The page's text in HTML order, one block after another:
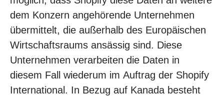
dem Konzern angehörende Unternehmen
übermittelt, die außerhalb des Europäischen
Wirtschaftsraums ansässig sind. Diese
Unternehmen verarbeiten die Daten in
diesem Fall wiederum im Auftrag der Shopify
International. In Bezug auf Kanada besteht